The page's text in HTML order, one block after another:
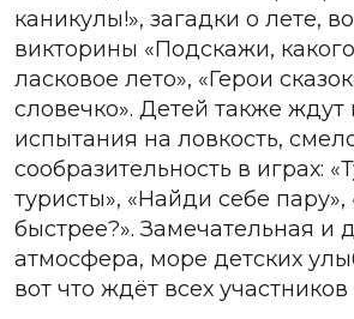
каникулы!», загадки о лете,
викторины «Подскажи,
ласковое лето», «Герои
словечко». Детей также ждут
испытания на ловкость,
сообразительность в играх:
туристы», «Найди себе пару»,
быстрее?». Замечательная и
атмосфера, море детских
вот что ждёт всех